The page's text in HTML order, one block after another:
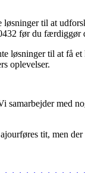
til at
før du færdiggør
løsninger til at få
oplevelser.
samarbejder med
tit, men